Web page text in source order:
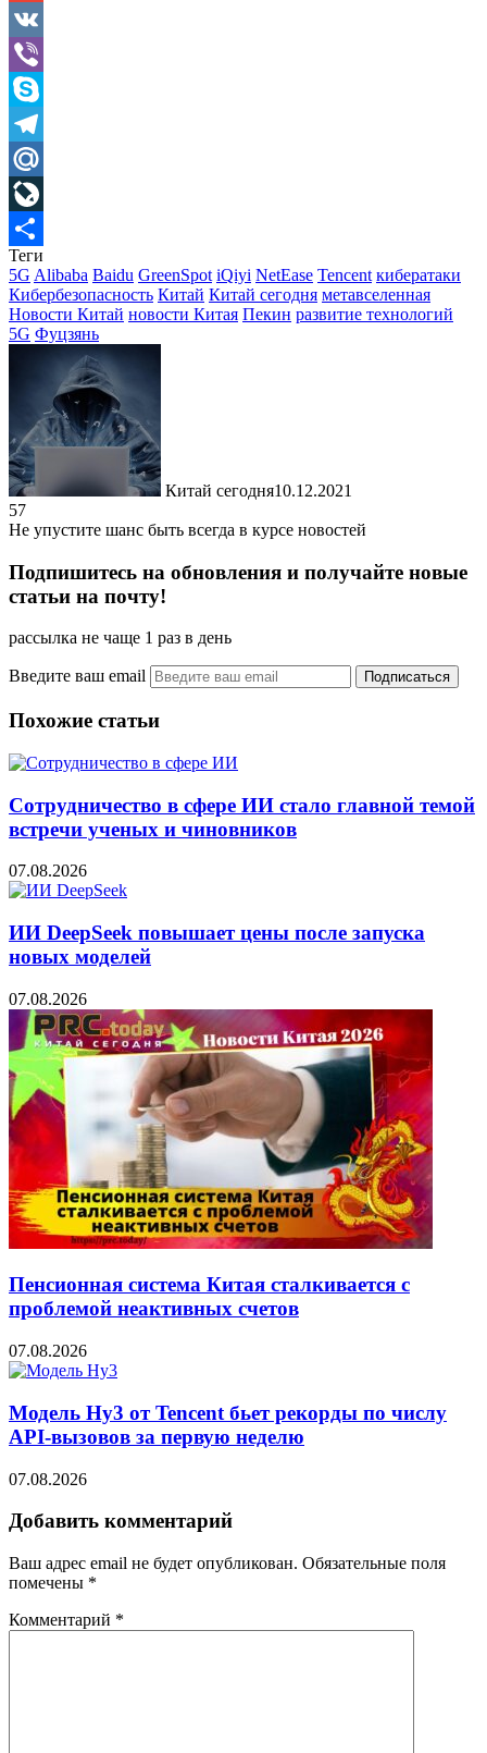
Gmail
VK
Viber
Skype
Telegram
Mail.Ru
LiveJournal
Отправить
Теги
5G Alibaba Baidu GreenSpot iQiyi NetEase Tencent кибератаки
Кибербезопасность Китай Китай сегодня метавселенная
Новости Китай новости Китая Пекин развитие технологий
5G Фуцзянь
Китай сегодня10.12.2021
57
Не упустите шанс быть всегда в курсе новостей
Подпишитесь на обновления и получайте новые
статьи на почту!
рассылка не чаще 1 раз в день
Введите ваш email
Похожие статьи
Сотрудничество в сфере ИИ стало главной темой
встречи ученых и чиновников
07.08.2026
ИИ DeepSeek повышает цены после запуска
новых моделей
07.08.2026
Пенсионная система Китая сталкивается с
проблемой неактивных счетов
07.08.2026
Модель Hy3 от Tencent бьет рекорды по числу
API-вызовов за первую неделю
07.08.2026
Добавить комментарий
Ваш адрес email не будет опубликован. Обязательные поля
помечены *
Комментарий *